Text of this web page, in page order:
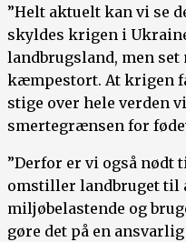
”Helt aktuelt kan vi se
skyldes krigen i
landbrugsland, men set
kæmpestort. At krigen
stige over hele verden
smertegrænsen for
”Derfor er vi også nødt
omstiller landbruget til
miljøbelastende og
gøre det på en